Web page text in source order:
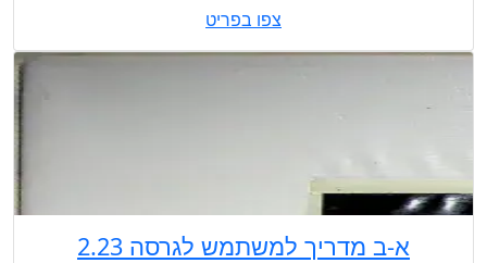
צפו בפריט
א-ב מדריך למשתמש לגרסה 2.23